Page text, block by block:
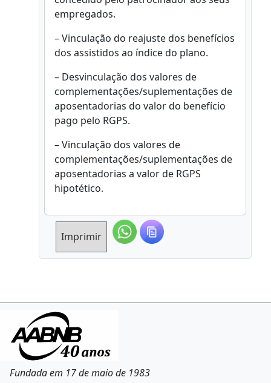
empregados.
– Vinculação do reajuste dos benefícios
dos assistidos ao índice do plano.
– Desvinculação dos valores de
complementações/suplementações de
aposentadorias do valor do benefício
pago pelo RGPS.
– Vinculação dos valores de
complementações/suplementações de
aposentadorias a valor de RGPS
hipotético.
Imprimir
Fundada em 17 de maio de 1983